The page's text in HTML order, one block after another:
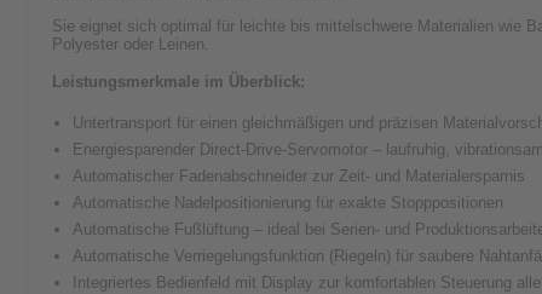
Sie eignet sich optimal für leichte bis mittelschwere Materialien wie
Polyester oder Leinen.
Leistungsmerkmale im Überblick:
Untertransport für einen gleichmäßigen und präzisen
Energiesparender Direct-Drive-Servomotor – laufruhig,
Automatischer Fadenabschneider zur Zeit- und Materialersparnis
Automatische Nadelpositionierung für exakte Stopppositionen
Automatische Fußlüftung – ideal bei Serien- und
Automatische Verriegelungsfunktion (Riegeln) für saubere
Integriertes Bedienfeld mit Display zur komfortablen Steuerung